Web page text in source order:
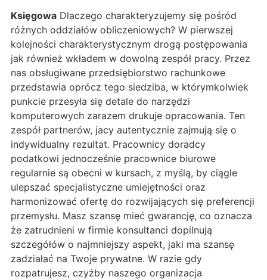
Księgowa Dlaczego charakteryzujemy się pośród
różnych oddziałów obliczeniowych? W pierwszej
kolejności charakterystycznym drogą postępowania
jak również wkładem w dowolną zespół pracy. Przez
nas obsługiwane przedsiębiorstwo rachunkowe
przedstawia oprócz tego siedziba, w którymkolwiek
punkcie przesyła się detale do narzędzi
komputerowych zarazem drukuje opracowania. Ten
zespół partnerów, jacy autentycznie zajmują się o
indywidualny rezultat. Pracownicy doradcy
podatkowi jednocześnie pracownice biurowe
regularnie są obecni w kursach, z myślą, by ciągle
ulepszać specjalistyczne umiejętności oraz
harmonizować ofertę do rozwijających się preferencji
przemysłu. Masz szansę mieć gwarancję, co oznacza
że zatrudnieni w firmie konsultanci dopilnują
szczegółów o najmniejszy aspekt, jaki ma szansę
zadziałać na Twoje prywatne. W razie gdy
rozpatrujesz, czyżby naszego organizacja